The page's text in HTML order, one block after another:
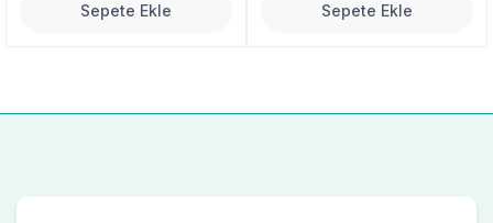
Sepete Ekle Sepete Ekle